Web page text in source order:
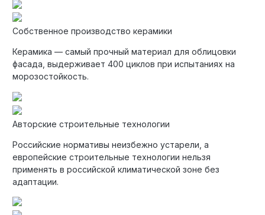
Собственное производство керамики
Керамика — самый прочный материал для облицовки
фасада, выдерживает 400 циклов при испытаниях на
морозостойкость.
Авторские строительные технологии
Российские нормативы неизбежно устарели, а
европейские строительные технологии нельзя
применять в российской климатической зоне без
адаптации.